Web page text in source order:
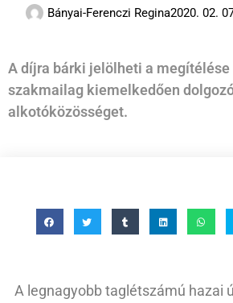
Bányai-Ferenczi Regina2020. 02.
A díjra bárki jelölheti a megítélése
szakmailag kiemelkedően
alkotóközösséget.
A legnagyobb taglétszámú hazai